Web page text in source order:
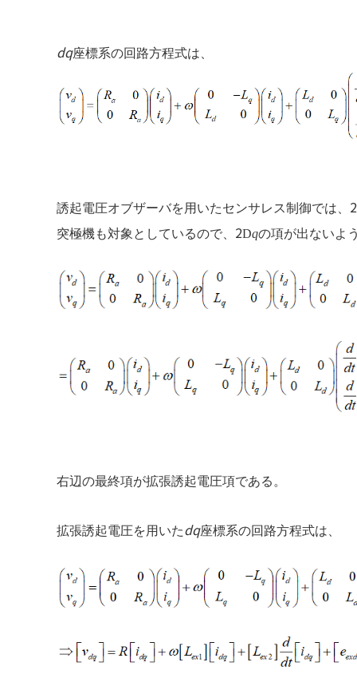
dq座標系の回路方程式は、
誘起電圧オブザーバを用いたセンサレス制御では、 2
突極機も対象としているので、 2Dqの項が出ないよ
右辺の最終項が拡張誘起電圧項である。
拡張誘起電圧を用いたdq座標系の回路方程式は、